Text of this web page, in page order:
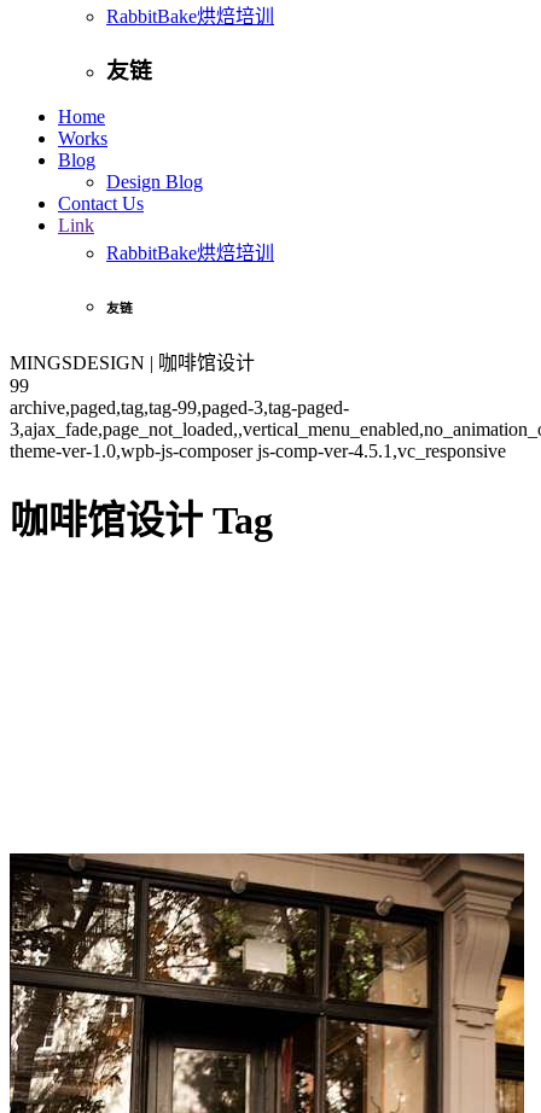
RabbitBake烘焙培训
友链
Home
Works
Blog
Design Blog
Contact Us
Link
RabbitBake烘焙培训
友链
MINGSDESIGN | 咖啡馆设计
99
archive,paged,tag,tag-99,paged-3,tag-paged-
theme-ver-1.0,wpb-js-composer js-comp-ver-4.5.1,vc_responsive
咖啡馆设计 Tag